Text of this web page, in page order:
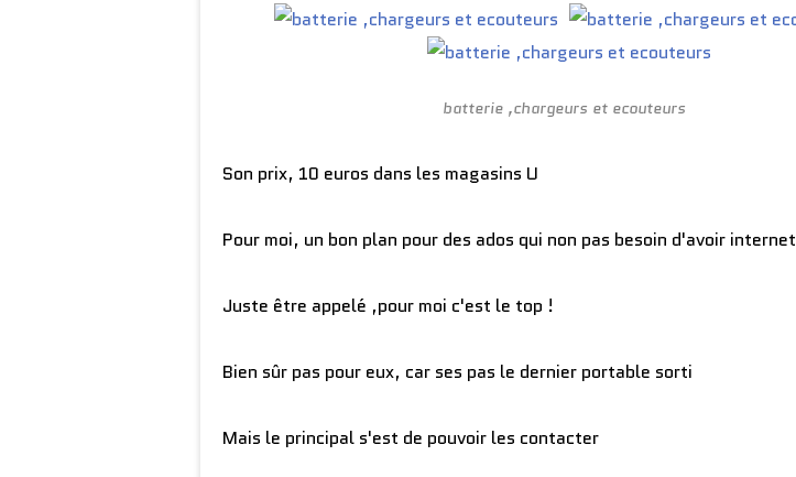
batterie ,chargeurs et ecouteurs
Son prix, 10 euros dans les magasins U
Pour moi, un bon plan pour des ados qui non pas besoin d'avoir internet
Juste être appelé ,pour moi c'est le top !
Bien sûr pas pour eux, car ses pas le dernier portable sorti
Mais le principal s'est de pouvoir les contacter